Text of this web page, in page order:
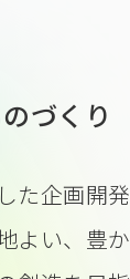
づくり
た企画開発
よい、豊か